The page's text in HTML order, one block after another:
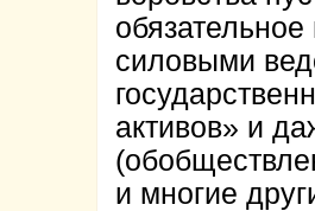
силовыми
активов» и
и многие